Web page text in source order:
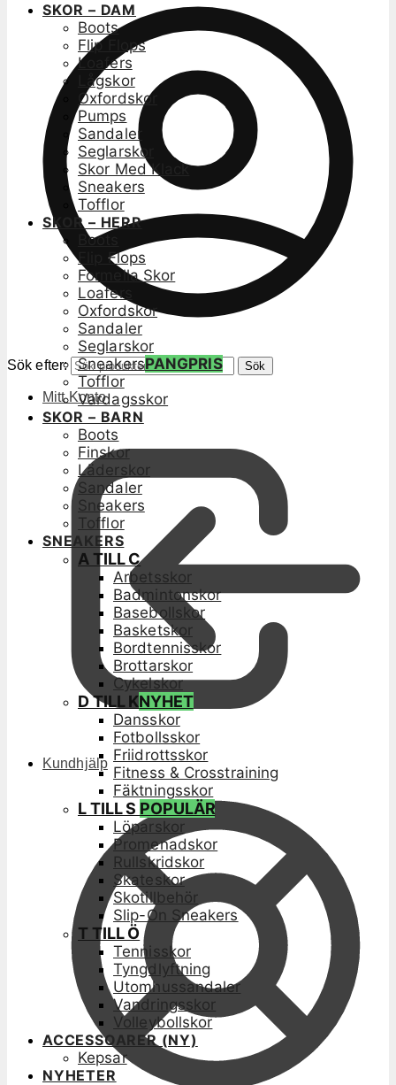
Sök efter: Sök
Mitt Konto
Kundhjälp
SKOR – DAM
Boots
Flip Flops
Loafers
Lågskor
Oxfordskor
Pumps
Sandaler
Seglarskor
Skor Med Klack
Sneakers
Tofflor
SKOR – HERR
Boots
Flip Flops
Formella Skor
Loafers
Oxfordskor
Sandaler
Seglarskor
SneakersPANGPRIS
Tofflor
Vardagsskor
SKOR – BARN
Boots
Finskor
Läderskor
Sandaler
Sneakers
Tofflor
SNEAKERS
A TILL C
Arbetsskor
Badmintonskor
Basebollskor
Basketskor
Bordtennisskor
Brottarskor
Cykelskor
D TILL KNYHET
Dansskor
Fotbollsskor
Friidrottsskor
Fitness & Crosstraining
Fäktningsskor
L TILL S POPULÄR
Löparskor
Promenadskor
Rullskridskor
Skateskor
Skotillbehör
Slip-On Sneakers
T TILL Ö
Tennisskor
Tyngdlyftning
Utomhussandaler
Vandringsskor
Volleybollskor
ACCESSOARER (NY)
Kepsar
NYHETER